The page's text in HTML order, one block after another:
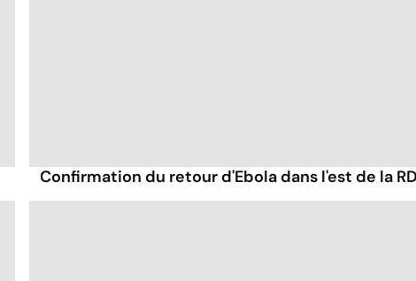
Confirmation du retour d'Ebola dans l'est de la